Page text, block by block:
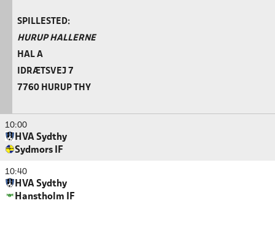
SPILLESTED:
HURUP HALLERNE
HAL A
IDRÆTSVEJ 7
7760 HURUP THY
10:00
HVA Sydthy
Sydmors IF
10:40
HVA Sydthy
Hanstholm IF